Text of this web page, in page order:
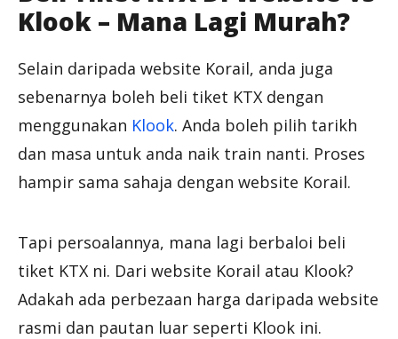
Klook – Mana Lagi Murah?
Selain daripada website Korail, anda juga
sebenarnya boleh beli tiket KTX dengan
menggunakan Klook. Anda boleh pilih tarikh
dan masa untuk anda naik train nanti. Proses
hampir sama sahaja dengan website Korail.
Tapi persoalannya, mana lagi berbaloi beli
tiket KTX ni. Dari website Korail atau Klook?
Adakah ada perbezaan harga daripada website
rasmi dan pautan luar seperti Klook ini.